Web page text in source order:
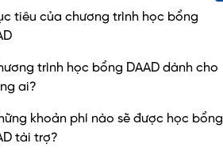
tiêu của chương trình học bổng
trình học bổng DAAD dành cho
ai?
khoản phí nào sẽ được học bổng
tài trợ?